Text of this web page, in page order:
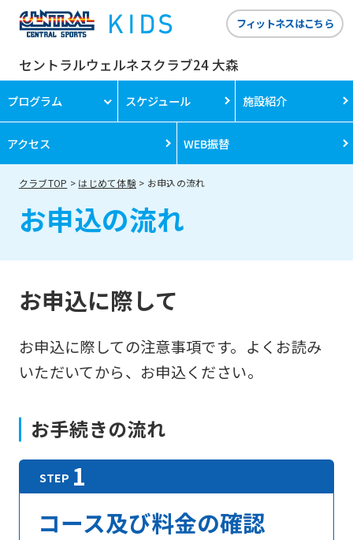
セントラルウェルネスクラブ24 大森
フィットネスはこちら
プログラム スケジュール 施設紹介
アクセス WEB振替
クラブTOP はじめて体験 お申込の流れ
お申込の流れ
お申込に際して
お申込に際しての注意事項です。よくお読み
いただいてから、お申込ください。
お手続きの流れ
コース及び料金の確認